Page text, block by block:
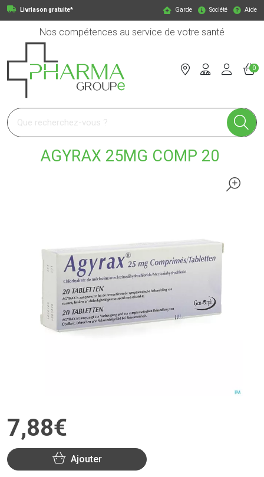
Livriason gratuite* Garde Société Aide
Nos compétences au service de votre santé
Pharmagroupe Votre pharmacie en ligne à votre service
0
AGYRAX 25MG COMP 20
7,88€
Ajouter